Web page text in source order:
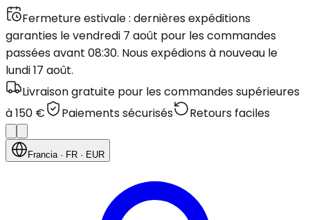
Fermeture estivale : dernières expéditions
garanties le vendredi 7 août pour les commandes
passées avant 08:30. Nous expédions à nouveau le
lundi 17 août.
Livraison gratuite pour les commandes supérieures
à 150 €
Paiements sécurisés Retours faciles
Francia· FR · EUR